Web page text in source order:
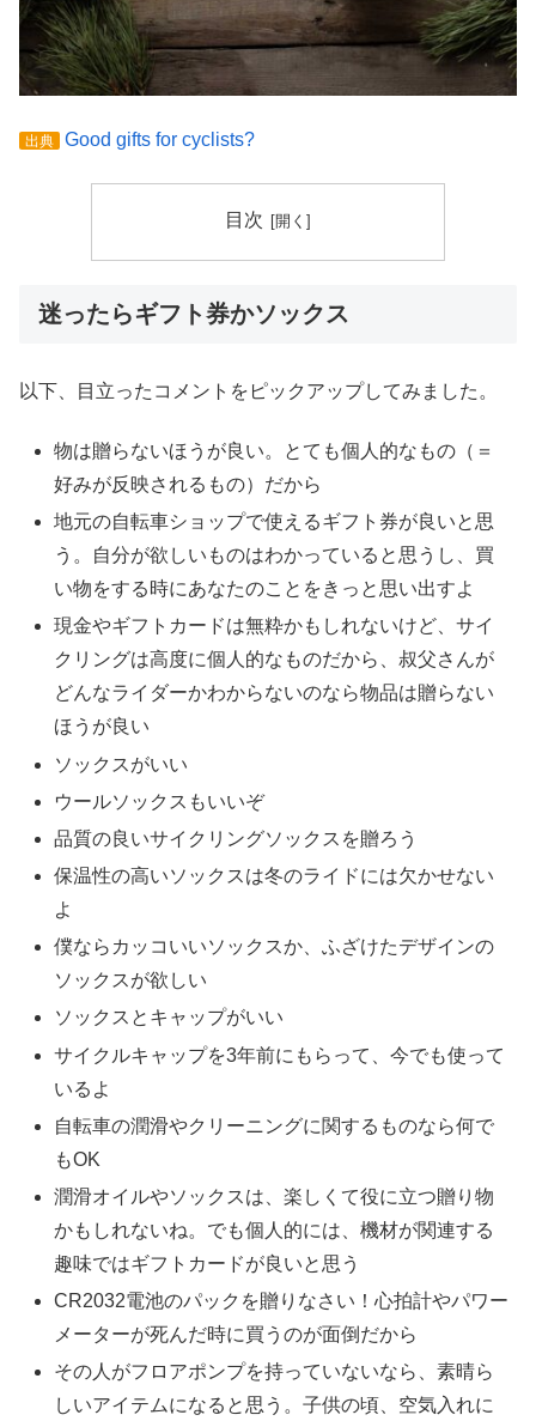
出典 Good gifts for cyclists?
目次
迷ったらギフト券かソックス
以下、目立ったコメントをピックアップしてみました。
物は贈らないほうが良い。とても個人的なもの（＝
好みが反映されるもの）だから
地元の自転車ショップで使えるギフト券が良いと思
う。自分が欲しいものはわかっていると思うし、買
い物をする時にあなたのことをきっと思い出すよ
現金やギフトカードは無粋かもしれないけど、サイ
クリングは高度に個人的なものだから、叔父さんが
どんなライダーかわからないのなら物品は贈らない
ほうが良い
ソックスがいい
ウールソックスもいいぞ
品質の良いサイクリングソックスを贈ろう
保温性の高いソックスは冬のライドには欠かせない
よ
僕ならカッコいいソックスか、ふざけたデザインの
ソックスが欲しい
ソックスとキャップがいい
サイクルキャップを3年前にもらって、今でも使って
いるよ
自転車の潤滑やクリーニングに関するものなら何で
もOK
潤滑オイルやソックスは、楽しくて役に立つ贈り物
かもしれないね。でも個人的には、機材が関連する
趣味ではギフトカードが良いと思う
CR2032電池のパックを贈りなさい！心拍計やパワー
メーターが死んだ時に買うのが面倒だから
その人がフロアポンプを持っていないなら、素晴ら
しいアイテムになると思う。子供の頃、空気入れに